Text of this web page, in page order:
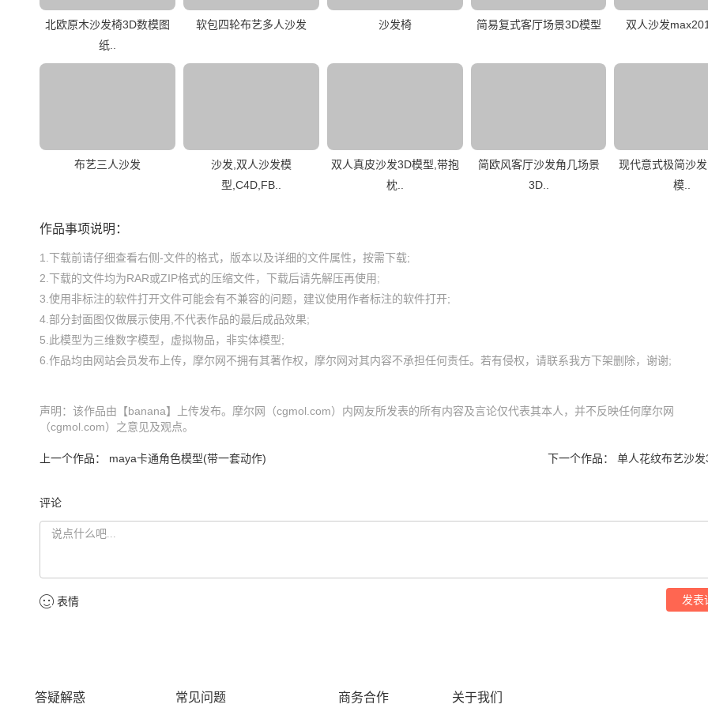
北欧原木沙发椅3D数模图
纸..
软包四轮布艺多人沙发 沙发椅 简易复式客厅场景3D模型 双人沙发
布艺三人沙发
沙发,双人沙发模
型,C4D,FB..
双人真皮沙发3D模型,带抱
枕..
简欧风客厅沙发角几场景
3D..
现代意式极简沙
模..
作品事项说明：
1.下载前请仔细查看右侧-文件的格式，版本以及详细的文件属性，按需下载;
2.下载的文件均为RAR或ZIP格式的压缩文件，下载后请先解压再使用;
3.使用非标注的软件打开文件可能会有不兼容的问题，建议使用作者标注的软件打开;
4.部分封面图仅做展示使用,不代表作品的最后成品效果;
5.此模型为三维数字模型，虚拟物品，非实体模型;
声明：该作品由【banana】上传发布。摩尔网（cgmol.com）内网友所发表的所有内容及言论仅代表其本人，并不反映任何摩尔网
（cgmol.com）之意见及观点。
上一个作品： maya卡通角色模型(带一套动作) 下一个作品： 单人花纹布艺沙发
评论
发表
表情
答疑解惑 常见问题 商务合作 关于我们